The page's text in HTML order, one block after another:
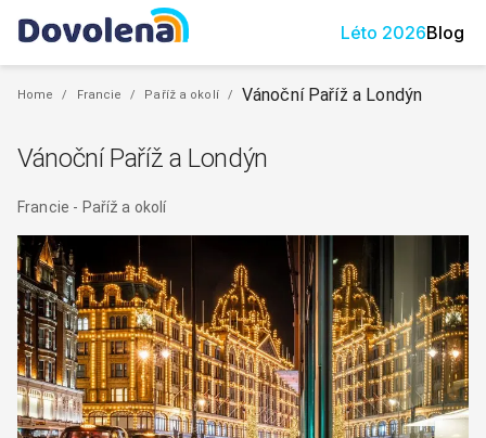
Léto 2026Blog
Home / Francie / Paříž a okolí / Vánoční Paříž a Londýn
Vánoční Paříž a Londýn
Francie - Paříž a okolí